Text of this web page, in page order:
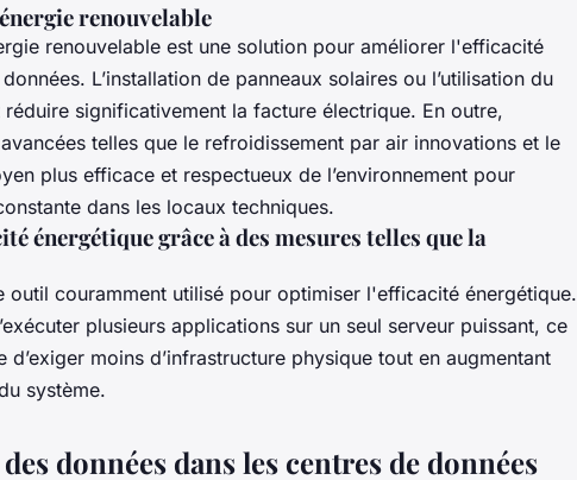
renouvelable
renouvelable est une solution pour améliorer l'efficacité
L’installation de panneaux solaires ou l’utilisation du
significativement la facture électrique. En outre,
telles que le refroidissement par air innovations et le
plus efficace et respectueux de l’environnement pour
dans les locaux techniques.
énergétique grâce à des mesures telles que la
outil couramment utilisé pour optimiser l'efficacité énergétique.
plusieurs applications sur un seul serveur puissant, ce
d’exiger moins d’infrastructure physique tout en augmentant
système.
données dans les centres de données